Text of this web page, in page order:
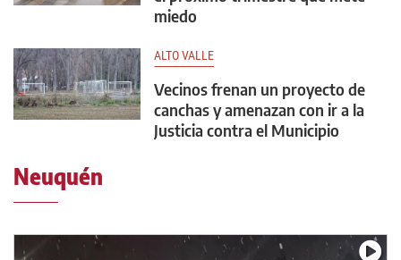
miedo
ALTO VALLE
Vecinos frenan un proyecto de
canchas y amenazan con ir a la
Justicia contra el Municipio
Neuquén